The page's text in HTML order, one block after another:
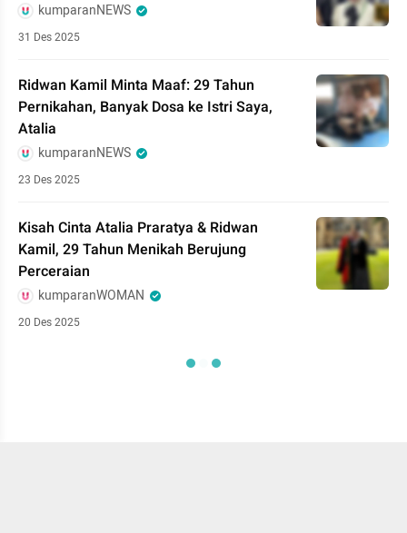
kumparanNEWS
31 Des 2025
Ridwan Kamil Minta Maaf: 29 Tahun
Pernikahan, Banyak Dosa ke Istri Saya,
Atalia
kumparanNEWS
23 Des 2025
Kisah Cinta Atalia Praratya & Ridwan
Kamil, 29 Tahun Menikah Berujung
Perceraian
kumparanWOMAN
20 Des 2025